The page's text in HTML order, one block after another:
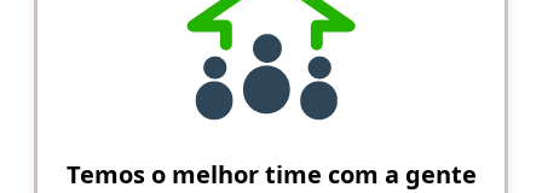
Temos o melhor time com a gente